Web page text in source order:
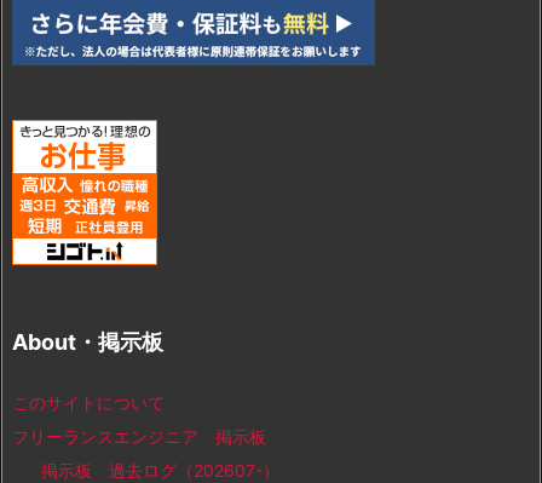
About・掲示板
このサイトについて
フリーランスエンジニア 掲示板
掲示板 過去ログ（202607-）